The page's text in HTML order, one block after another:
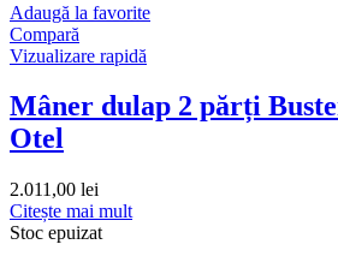
Adaugă la favorite
Compară
Vizualizare rapidă
Mâner dulap 2 părți
Otel
2.011,00 lei
Citește mai mult
Stoc epuizat